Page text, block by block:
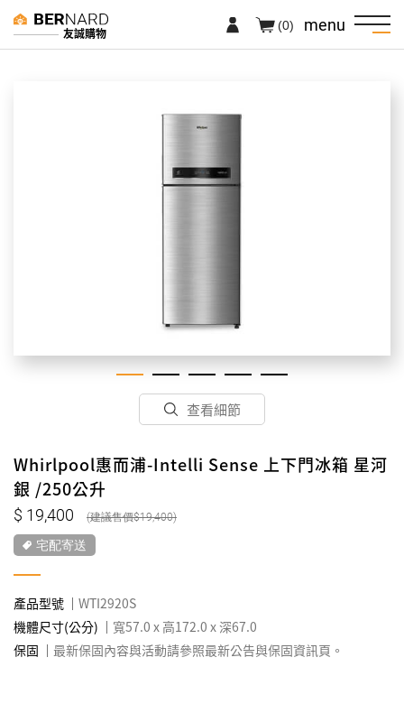
友誠購物 menu
(0)
查看細節
Whirlpool惠而浦-Intelli Sense 上下門冰箱 星河
銀 /250公升
19,400 19,400
宅配寄送
產品型號
WTI2920S
機體尺寸(公分)
寬57.0 x 高172.0 x 深67.0
保固
最新保固內容與活動請參照最新公告與保固資訊頁。